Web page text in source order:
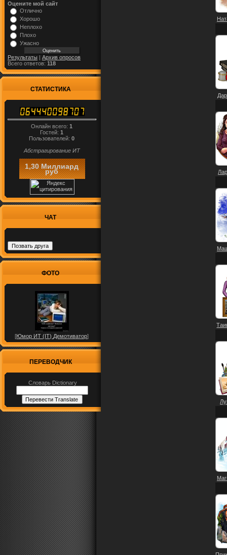
Оцените мой сайт
Отлично
Хорошо
Неплохо
Плохо
Ужасно
Результаты | Архив опросов
Всего ответов: 118
СТАТИСТИКА
Онлайн всего:1
Гостей:1
Пользователей:0
Абстрагирование ИТ
1,30 Миллиард
руб
ЧАТ
ФОТО
[Юмор ИТ (IT) Демотиватор]
ПЕРЕВОДЧИК
Словарь Dictionary